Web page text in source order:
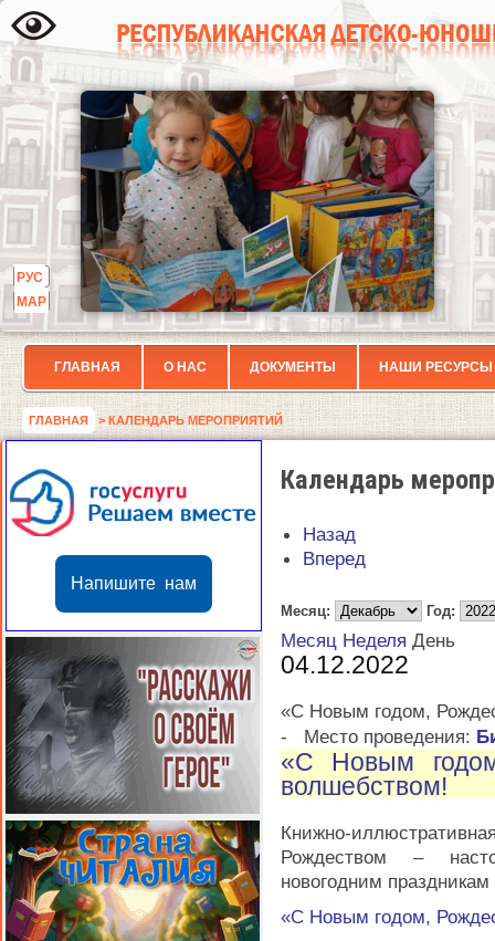
РУС
МАР
ГЛАВНАЯ О НАС ДОКУМЕНТЫ НАШИ РЕСУРСЫ
ГЛАВНАЯ > КАЛЕНДАРЬ МЕРОПРИЯТИЙ
Напишите нам
Календарь
Назад
Вперед
Месяц: Год:
Месяц Неделя День
04.12.2022
«С Новым годом,
-
Место проведения:
«С Новым
волшебством!
Книжно-
Рождеством –
новогодним праздникам
«С Новым годом,